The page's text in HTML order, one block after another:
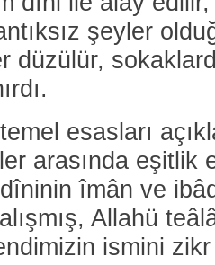
şeyler
düzülür,
esasları
arasında eşitlik
îmân ve
Allahü
ismini zikr